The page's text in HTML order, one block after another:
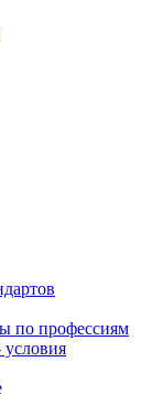
по профессиям